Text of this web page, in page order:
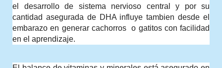
el desarrollo de sistema nervioso central y por su
cantidad asegurada de DHA influye tambien desde el
embarazo en generar cachorros  o gatitos con facilidad
en el aprendizaje.